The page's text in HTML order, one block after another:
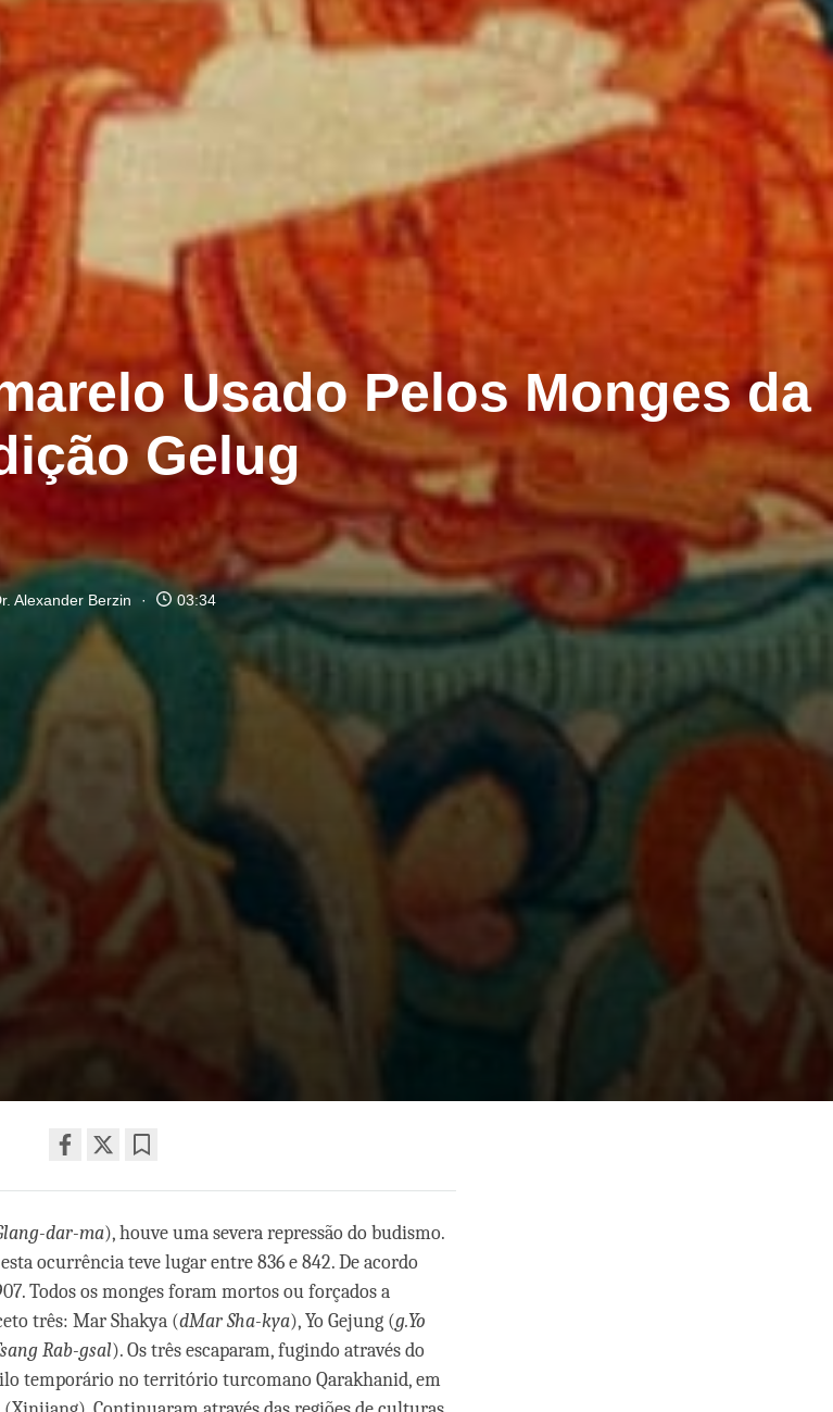
Usado Pelos Monges da
Gelug
Alexander Berzin 03:34
facebook
dar-ma), houve uma severa repressão do budismo.
ocurrência teve lugar entre 836 e 842. De acordo
Todos os monges foram mortos ou forçados a
três: Mar Shakya (dMar Sha-kya), Yo Gejung (g.Yo
Rab-gsal). Os três escaparam, fugindo através do
temporário no território turcomano Qarakhanid, em